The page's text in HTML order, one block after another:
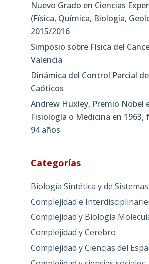
Nuevo Grado en Ciencias
(Física, Química, Biología,
2015/2016
Simposio sobre Física del
Valencia
Dinámica del Control Parcial
Caóticos
Andrew Huxley, Premio Nobel
Fisiología o Medicina en 1963,
94 años
Categorías
Biología Sintética y de Sistemas
Complejidad e
Complejidad y Biología
Complejidad y Cerebro
Complejidad y Ciencias del